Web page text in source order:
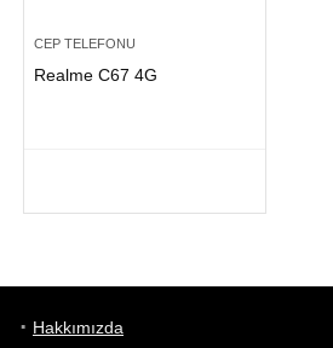
CEP TELEFONU
Realme C67 4G
Hakkımızda